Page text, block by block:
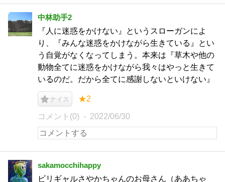
中林助手2
『人に迷惑をかけない』というスローガンによ
り、『みんな迷惑をかけながら生きている』とい
う自覚がなくなってしまう。本来は『草木や他の
動物全てに迷惑をかけながら我々はやっと生きて
いるのだ。だから全てに感謝しないといけない』
ナイス ★2
コメント(0) 2022/06/30
sakamocchihappy
ビリギャルさやかちゃんのお母さん（ああちゃ